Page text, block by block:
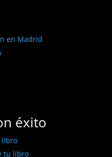
en Madrid
éxito
libro
tu libro